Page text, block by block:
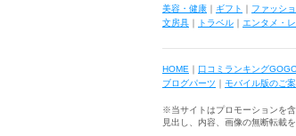
美容・健康 ｜ ギフト ｜ ファッシ
文房具 ｜ トラベル ｜ エンタメ・
HOME ｜ 口コミランキング
ブログパーツ ｜ モバイル版のご
※当サイトはプロモーションを
見出し、内容、画像の無断転載